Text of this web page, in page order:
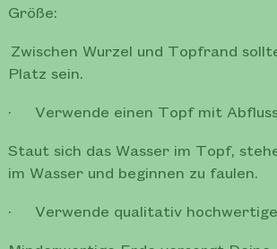
Größe:
Zwischen Wurzel und Topfrand
Platz sein.
· Verwende einen Topf mit
Staut sich das Wasser im Topf,
im Wasser und beginnen zu faulen.
· Verwende qualitativ